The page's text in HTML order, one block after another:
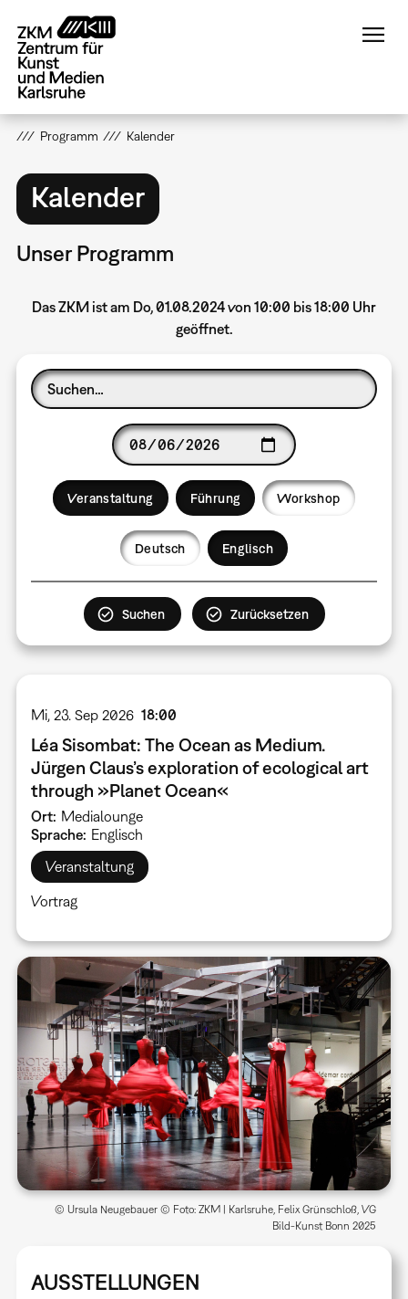
zum
Inhalt
Programm Kalender
Kalender
Unser Programm
Das ZKM ist am Do, 01.08.2024 von 10:00 bis 18:00 Uhr
geöffnet.
Veranstaltung Führung Workshop
Deutsch Englisch
Mi, 23. Sep 2026 18:00
Léa Sisombat: The Ocean as Medium.
Jürgen Claus’s exploration of ecological art
through »Planet Ocean«
Ort Medialounge
Sprache Englisch
Veranstaltung
Vortrag
AUSSTELLUNGEN
© Ursula Neugebauer © Foto: ZKM | Karlsruhe, Felix Grünschloß, VG
Bild-Kunst Bonn 2025